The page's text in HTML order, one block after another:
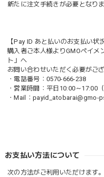
新たに注文手続きが必要となりま
【Pay ID あと払いのお支払い状
購入者ご本人様よりGMOペイメ
ト」へ
お問い合わせいただく必要がござ
・電話番号：0570-666-238
・営業時間：平日10:00～17:00
・Mail： payid_atobarai@gmo-
お支払い方法について
次の方法がご利用いただけます。